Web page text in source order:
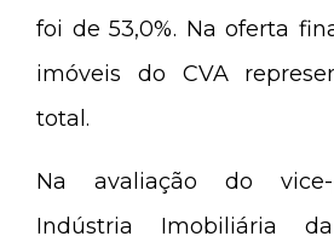
foi de 53,0%. Na oferta
imóveis do CVA
total.
Na avaliação do vice-
Indústria Imobiliária